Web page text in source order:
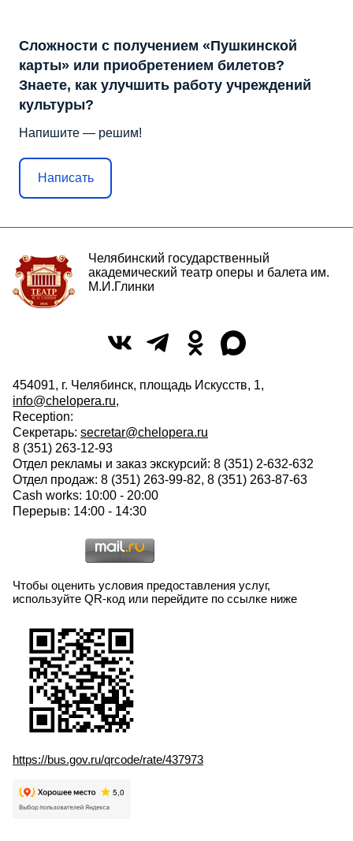
Сложности с получением «Пушкинской
карты» или приобретением билетов?
Знаете, как улучшить работу учреждений
культуры?
Напишите — решим!
Написать
Челябинский государственный
академический театр оперы и балета им.
М.И.Глинки
454091, г. Челябинск, площадь Искусств, 1,
info@chelopera.ru,
Reception:
Секретарь: secretar@chelopera.ru
8 (351) 263-12-93
Отдел рекламы и заказ экскурсий: 8 (351) 2-632-632
Отдел продаж: 8 (351) 263-99-82, 8 (351) 263-87-63
Cash works: 10:00 - 20:00
Перерыв: 14:00 - 14:30
Чтобы оценить условия предоставления услуг,
используйте QR-код или перейдите по ссылке ниже
https://bus.gov.ru/qrcode/rate/437973